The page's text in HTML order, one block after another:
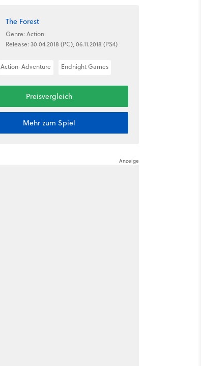
The Forest
Genre: Action
Release: 30.04.2018 (PC), 06.11.2018 (PS4)
Action-Adventure Endnight Games
Preisvergleich
Mehr zum Spiel